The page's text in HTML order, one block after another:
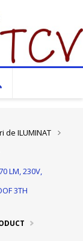
de ILUMINAT
LM, 230V,
3TH